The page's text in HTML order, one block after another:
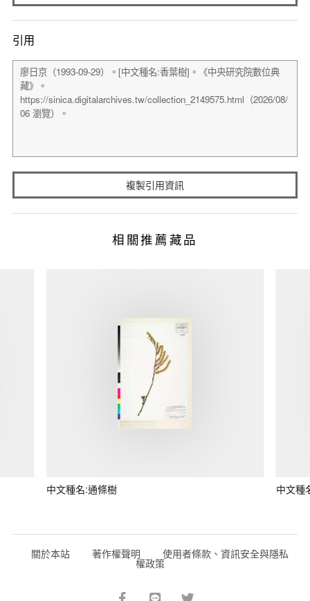
引用
複製引用資訊
相關推薦藏品
中文種名:通條樹 中文種
關於本站 著作權聲明 使用者條款、資訊安全與隱私
權政策